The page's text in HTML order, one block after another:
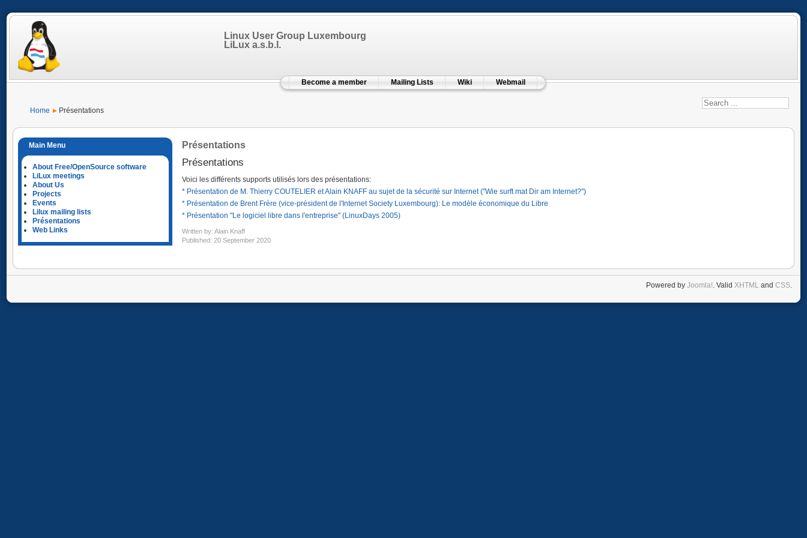
Linux User Group Luxembourg
LiLux a.s.b.l.
Become a member Mailing Lists Wiki Webmail
Home Présentations
About Free/OpenSource software
LiLux meetings
About Us
Projects
Events
Lilux mailing lists
Présentations
Web Links
Présentations
Présentations
Voici les différents supports utilisés lors des présentations:
* Présentation de M. Thierry COUTELIER et Alain KNAFF au sujet de la sécurité sur Internet ("Wie surft mat Dir am Internet?")
* Présentation de Brent Frère (vice-président de l'Internet Society Luxembourg): Le modèle économique du Libre
* Présentation "Le logiciel libre dans l'entreprise" (LinuxDays 2005)
Written by: Alain Knaff
Published: 20 September 2020
Powered by Joomla!. Valid XHTML and CSS.